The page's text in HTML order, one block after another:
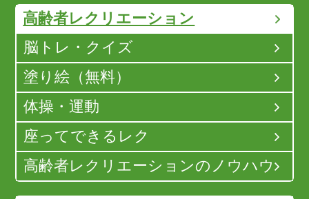
高齢者レクリエーション
脳トレ・クイズ
塗り絵（無料）
体操・運動
座ってできるレク
高齢者レクリエーションのノウハウ